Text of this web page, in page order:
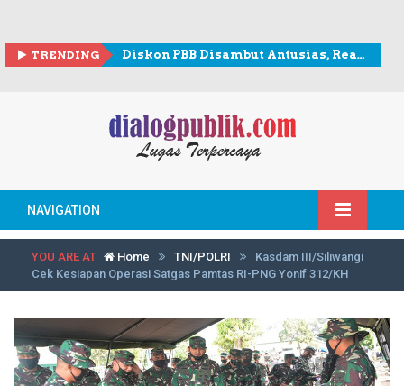
TRENDING Diskon PBB Disambut Antusias, Realisasi Penerimaan Lampaui Rp307 Miliar
NAVIGATION
YOU ARE AT Home TNI/POLRI
Kasdam III/Siliwangi
Cek Kesiapan Operasi Satgas Pamtas RI-PNG Yonif 312/KH